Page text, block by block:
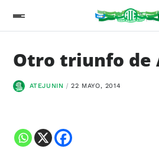
Otro triunfo de
ATEJUNIN 22 MAYO, 2014